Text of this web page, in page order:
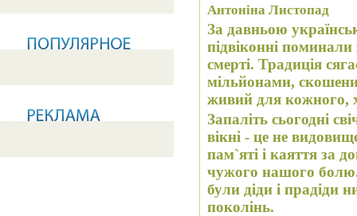
Антоніна Листопад
За давньою
підвіконні
смерті. Традиція
мільйонами,
живий для кожного,
Запаліть сьогодні
вікні - це не
пам`яті і каяття за
чужого нашого
були діди і прадіди
поколінь.